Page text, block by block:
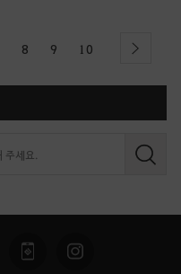
8 9 10 next
검